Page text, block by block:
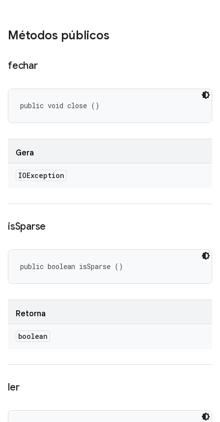
Métodos públicos
fechar
public void close ()
Gera
IOException
isSparse
public boolean isSparse ()
Retorna
boolean
ler